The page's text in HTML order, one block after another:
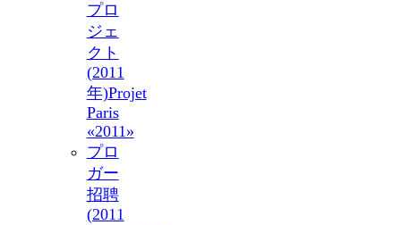
プロ
ジェ
クト
(2011
年)Projet
Paris
«2011»
プロ
ガー
招聘
(2011